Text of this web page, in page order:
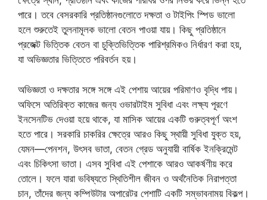
পারে। তবে বেসরকারি প্রতিষ্ঠানগুলোতে দক্ষতা ও টাইপিং স্পিড ভালো
হলে শুরুতেই তুলনামূলক ভালো বেতন পাওয়া যায়। কিছু প্রতিষ্ঠানে
প্রজেক্ট ভিত্তিক বেতন বা চুক্তিভিত্তিক পারিশ্রমিকও নির্ধারণ করা হয়,
যা অভিজ্ঞতার ভিত্তিতে পরিবর্তন হয়।
অভিজ্ঞতা ও দক্ষতার সঙ্গে সঙ্গে এই পেশায় আয়ের পরিমাণও বৃদ্ধি পায়।
অফিসে অতিরিক্ত কাজের জন্য ওভারটাইম সুবিধা এবং লক্ষ্য পূরণে
ইনসেনটিভ দেওয়া হয়ে থাকে, যা মাসিক আয়ের একটি গুরুত্বপূর্ণ অংশ
হতে পারে। সরকারি চাকরির ক্ষেত্রে আরও কিছু স্থায়ী সুবিধা যুক্ত হয়,
যেমন—পেনশন, উৎসব ভাতা, বেতন গ্রেড অনুযায়ী বার্ষিক ইনক্রিমেন্ট
এবং চিকিৎসা ভাতা। এসব সুবিধা এই পেশাকে আরও আকর্ষণীয় করে
তোলে। ফলে যারা ভবিষ্যতে স্থিতিশীল জীবন ও অর্থনৈতিক নিরাপত্তা
চান, তাঁদের জন্য কম্পিউটার অপারেটর পেশাটি একটি সম্ভাবনাময় বিকল্প।